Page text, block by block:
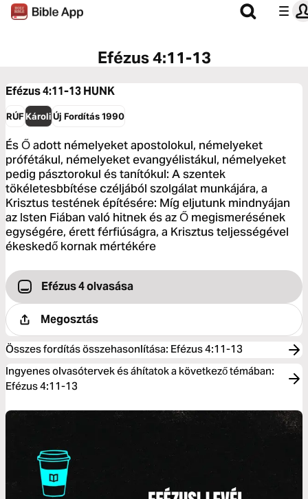
Efézus 4:11-13
Efézus 4:11-13HUNK
RÚFKároliÚj Fordítás 1990
És Ő adott némelyeket apostolokul, némelyeket
prófétákul, némelyeket evangyélistákul, némelyeket
pedig pásztorokul és tanítókul: A szentek
tökéletesbbítése czéljából szolgálat munkájára, a
Krisztus testének építésére: Míg eljutunk mindnyájan
az Isten Fiában való hitnek és az Ő megismerésének
egységére, érett férfiúságra, a Krisztus teljességével
ékeskedő kornak mértékére
Efézus 4 olvasása
Megosztás
Összes fordítás összehasonlítása: Efézus 4:11-13
Ingyenes olvasótervek és áhítatok a következő témában:
Efézus 4:11-13